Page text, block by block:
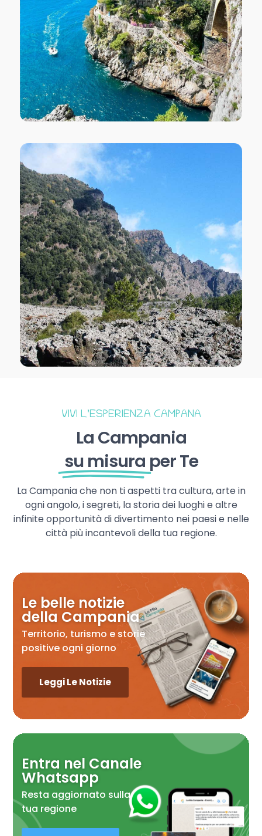
VIVI L’ESPERIENZA CAMPANA
La Campania
su misura per Te
La Campania che non ti aspetti tra cultura, arte in
ogni angolo, i segreti, la storia dei luoghi e altre
infinite opportunità di divertimento nei paesi e nelle
città più incantevoli della tua regione.
Le belle notizie
della Campania
Territorio, turismo e storie
positive ogni giorno
Leggi Le Notizie
Entra nel Canale
Whatsapp
Resta aggiornato sulla
tua regione